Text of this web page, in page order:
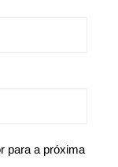
para a próxima